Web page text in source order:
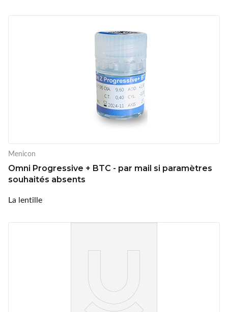
Menicon
Omni Progressive + BTC - par mail si paramètres
souhaités absents
La lentille